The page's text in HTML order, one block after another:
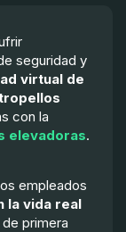
seguridad y
virtual de
con la
elevadoras.
empleados
la vida real
primera